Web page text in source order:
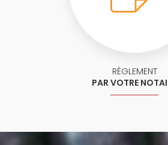
RÈGLEMENT
PAR VOTRE